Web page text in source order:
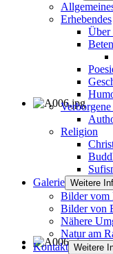
Erhebendes
Über
Beten
Verborgene
Religion
Galerie Weitere
Bilder vom
Bilder von
Nähere
Natur am
Kontakt Weitere